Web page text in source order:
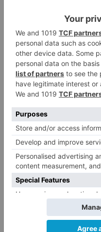
3
4
5
1